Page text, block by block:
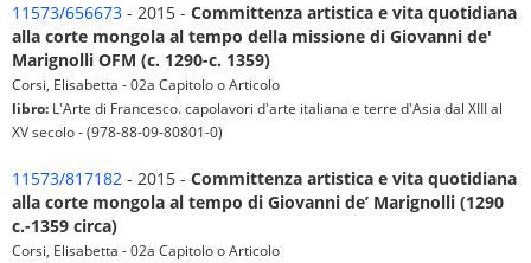
11573/656673 - 2015 - Committenza artistica e vita quotidiana
alla corte mongola al tempo della missione di Giovanni de'
Marignolli OFM (c. 1290-c. 1359)
Corsi, Elisabetta - 02a Capitolo o Articolo
libro: L'Arte di Francesco. capolavori d'arte italiana e terre d'Asia dal XIII al
XV secolo - (978-88-09-80801-0)
11573/817182 - 2015 - Committenza artistica e vita quotidiana
alla corte mongola al tempo di Giovanni de’ Marignolli (1290
c.-1359 circa)
Corsi, Elisabetta - 02a Capitolo o Articolo